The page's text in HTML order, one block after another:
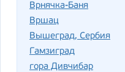
Врнячка-Баня
Вршац
Вышеград, Сербия
Гамзиград
гора Дивчибар